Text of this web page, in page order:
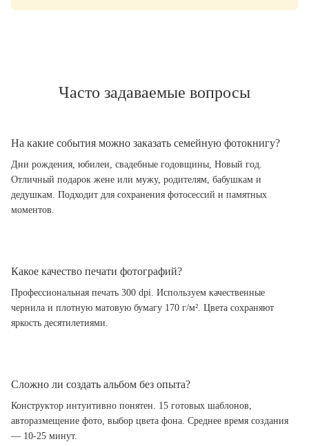
Часто задаваемые вопросы
На какие события можно заказать семейную фотокнигу?
Дни рождения, юбилеи, свадебные годовщины, Новый год.
Отличный подарок жене или мужу, родителям, бабушкам и
дедушкам. Подходит для сохранения фотосессий и памятных
моментов.
Какое качество печати фотографий?
Профессиональная печать 300 dpi. Используем качественные
чернила и плотную матовую бумагу 170 г/м². Цвета сохраняют
яркость десятилетиями.
Сложно ли создать альбом без опыта?
Конструктор интуитивно понятен. 15 готовых шаблонов,
авторазмещение фото, выбор цвета фона. Среднее время создания
— 10-25 минут.